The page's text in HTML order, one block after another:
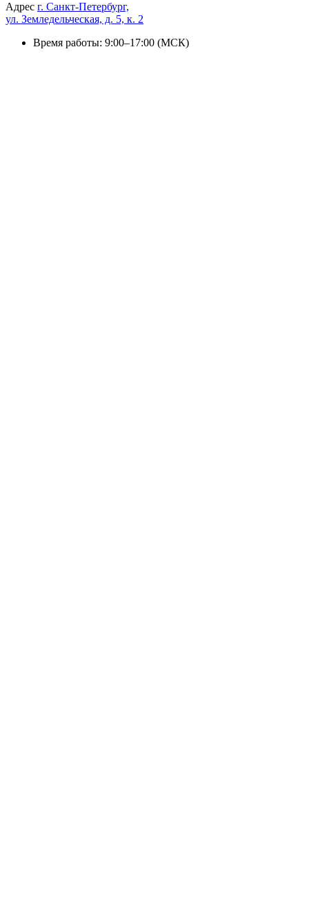
Адрес г. Санкт-Петербург,
ул. Земледельческая, д. 5, к. 2
Время работы: 9:00–17:00 (МСК)